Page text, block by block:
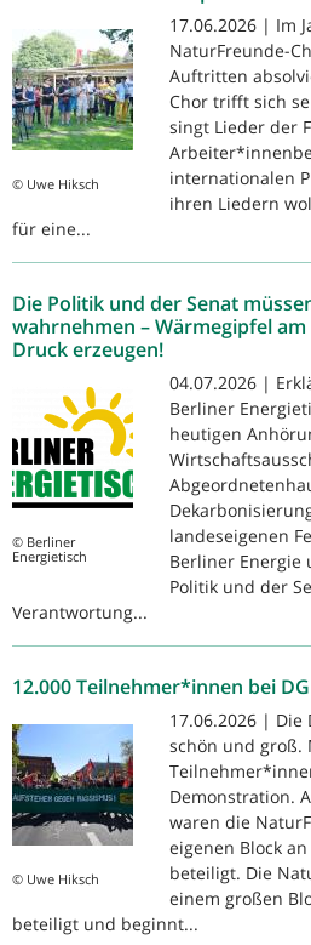
© Uwe Hiksch
17.06.2026 | Im
NaturFreunde-
Auftritten
Chor trifft sich
singt Lieder der
internationalen
ihren Liedern
für eine...
Die Politik und der Senat
wahrnehmen – Wärmegipfel
Druck erzeugen!
© Berliner
Energietisch
04.07.2026 |
Berliner
heutigen
landeseigenen
Berliner Energie
Politik und der
Verantwortung...
12.000 Teilnehmer*innen bei
© Uwe Hiksch
17.06.2026 | Die
schön und groß.
Demonstration.
waren die
eigenen Block
beteiligt. Die
einem großen
beteiligt und beginnt...